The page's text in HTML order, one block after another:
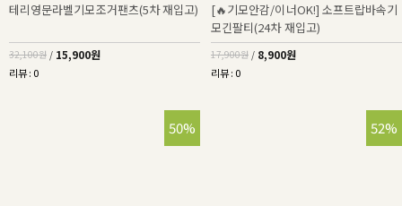
테리영문라벨기모조거팬츠(5차 재입고)
32,100원 / 15,900원
리뷰 : 0
[🔥기모안감/이너OK!] 소프트랍바속기
모긴팔티(24차 재입고)
17,900원 / 8,900원
리뷰 : 0
50% 52%